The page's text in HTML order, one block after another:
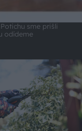
sme prišli
odídeme